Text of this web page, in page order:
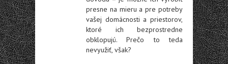
presne na mieru a pre potreby
vašej domácnosti a priestorov,
ktoré ich bezprostredne
obklopujú. Prečo to teda
nevyužiť, však?